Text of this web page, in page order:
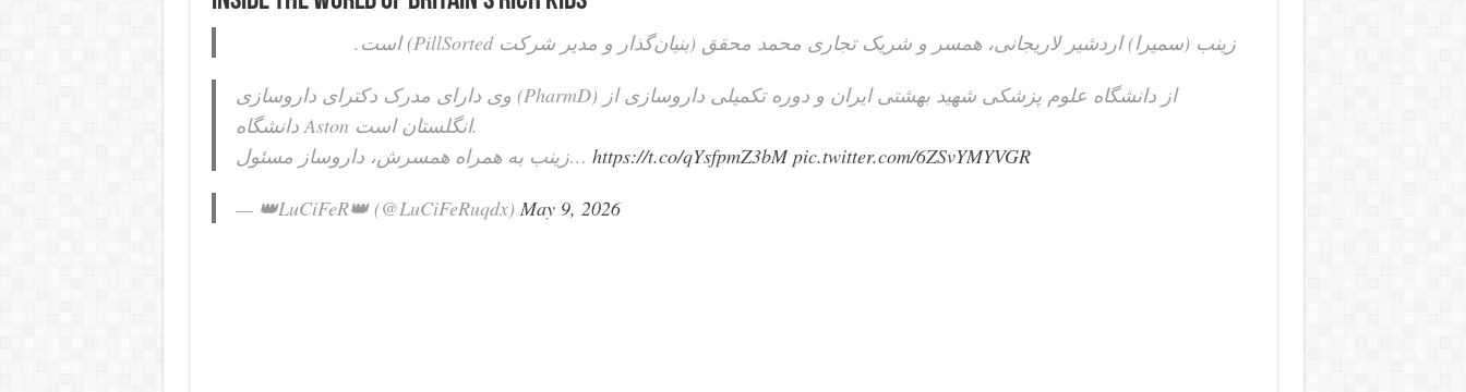
زینب (سمیرا) اردشیر لاریجانی، همسر و شریک تجاری محمد محقق (بنیان‌گذار و مدیر شرکت PillSorted) است.
وی دارای مدرک دکترای داروسازی (PharmD) از دانشگاه علوم پزشکی شهید بهشتی ایران و دوره تکمیلی داروسازی از
دانشگاه Aston انگلستان است.
زینب به همراه همسرش، داروساز مسئول… https://t.co/qYsfpmZ3bM pic.twitter.com/6ZSvYMYVGR
— 👑LuCiFeR👑 (@LuCiFeRuqdx) May 9, 2026